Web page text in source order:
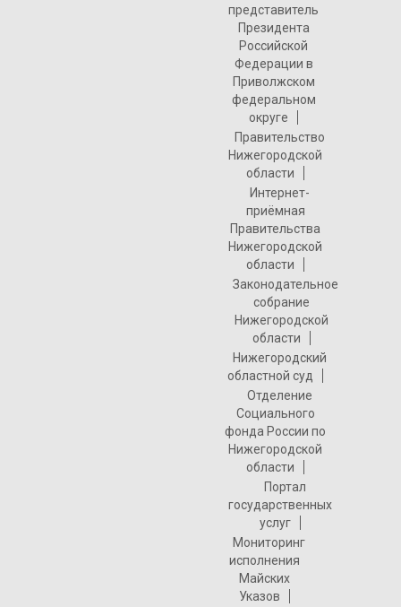
представитель
Президента
Российской
Федерации в
Приволжском
федеральном
округе
Правительство
Нижегородской
области
Интернет-
приёмная
Правительства
Нижегородской
области
Законодательное
собрание
Нижегородской
области
Нижегородский
областной суд
Отделение
Социального
фонда России по
Нижегородской
области
Портал
государственных
услуг
Мониторинг
исполнения
Майских
Указов